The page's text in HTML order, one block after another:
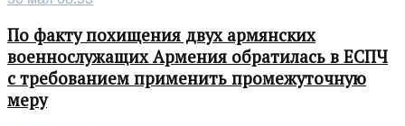
По факту похищения двух армянских
военнослужащих Армения обратилась в ЕСПЧ
с требованием применить промежуточную
меру